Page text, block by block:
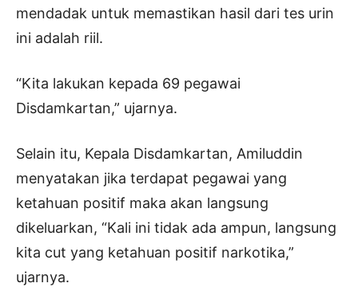
mendadak untuk memastikan hasil dari tes urin
ini adalah riil.
“Kita lakukan kepada 69 pegawai
Disdamkartan,” ujarnya.
Selain itu, Kepala Disdamkartan, Amiluddin
menyatakan jika terdapat pegawai yang
ketahuan positif maka akan langsung
dikeluarkan, “Kali ini tidak ada ampun, langsung
kita cut yang ketahuan positif narkotika,”
ujarnya.